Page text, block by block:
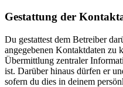
Gestattung der
Du gestattest dem Betreiber
angegebenen Kontaktdaten zu
Übermittlung zentraler
ist. Darüber hinaus dürfen er
sofern du dies in deinem